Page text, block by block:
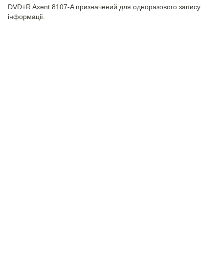
DVD+R Axent 8107-A призначений для одноразового запису
інформації.